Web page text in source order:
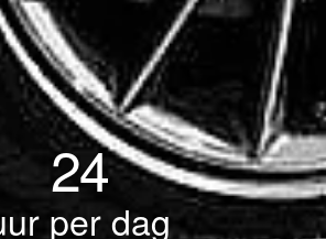
24
per dag